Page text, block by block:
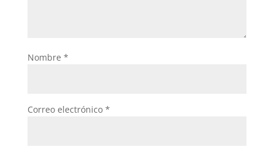
Nombre *
Correo electrónico *